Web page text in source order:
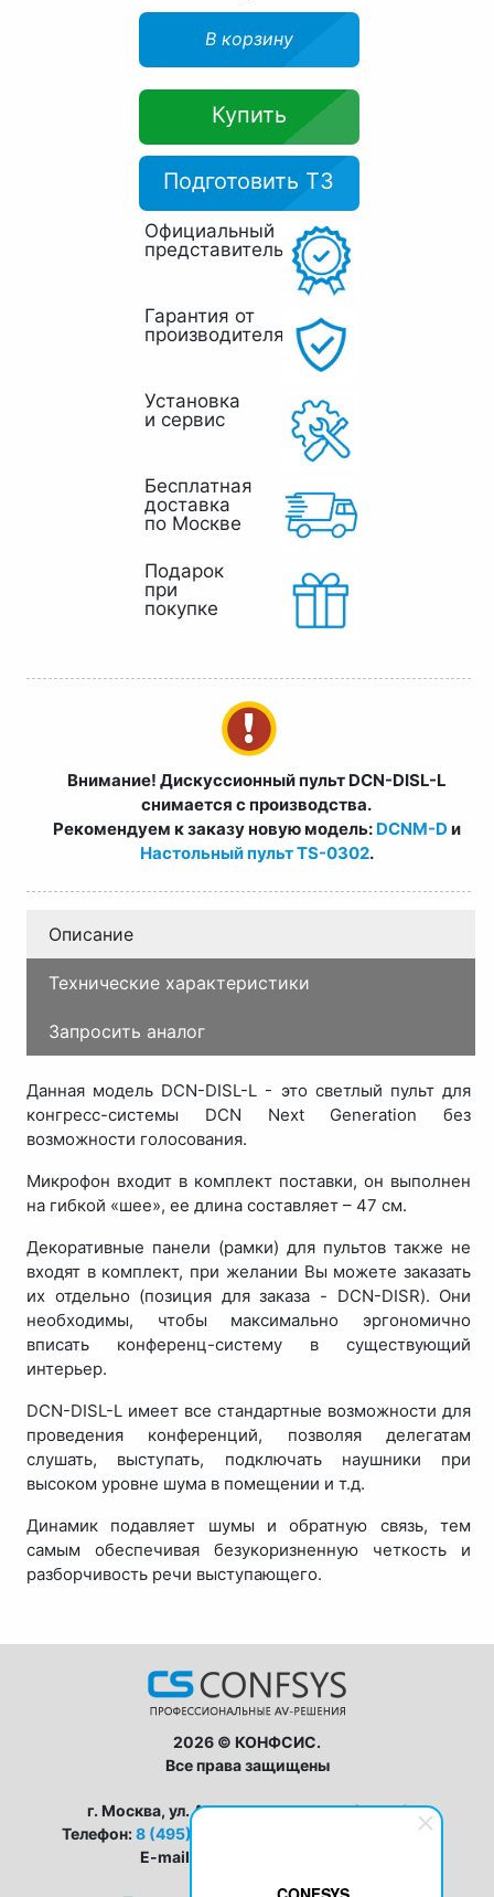
В корзину
Купить
Подготовить ТЗ
Официальный
представитель
Гарантия от
производителя
Установка
и сервис
Бесплатная
доставка
по Москве
Подарок
при
покупке
Внимание! Дискуссионный пульт DCN-DISL-L
снимается с производства.
Рекомендуем к заказу новую модель: DCNM-Dи
Настольный пульт TS-0302.
Описание
Технические характеристики
Запросить аналог
Данная модель DCN-DISL-L - это светлый пульт для
конгресс-системы DCN Next Generation без
возможности голосования.
Микрофон входит в комплект поставки, он выполнен
на гибкой «шее», ее длина составляет – 47 см.
Декоративные панели (рамки) для пультов также не
входят в комплект, при желании Вы можете заказать
их отдельно (позиция для заказа - DCN-DISR). Они
необходимы, чтобы максимально эргономично
вписать конференц-систему в существующий
интерьер.
DCN-DISL-L имеет все стандартные возможности для
проведения конференций, позволяя делегатам
слушать, выступать, подключать наушники при
высоком уровне шума в помещении и т.д.
Динамик подавляет шумы и обратную связь, тем
самым обеспечивая безукоризненную четкость и
разборчивость речи выступающего.
2026 © КОНФСИС.
Все права защищены
г. Москва, ул. Авиамоторная, дом 8, стр 1
Телефон:8 (495) 128-63-33
8 (800) 555-19-25
E-mail: